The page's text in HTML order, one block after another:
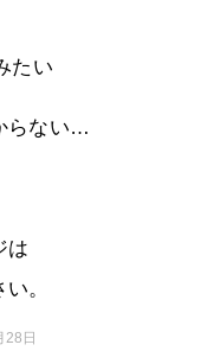
たい
らない…
は
。
28日